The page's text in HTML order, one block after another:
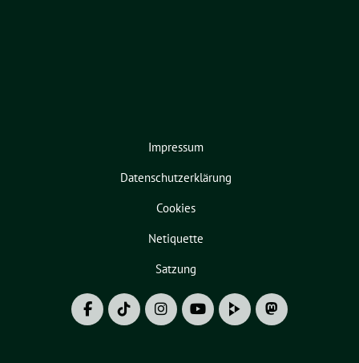
Impressum
Datenschutzerklärung
Cookies
Netiquette
Satzung